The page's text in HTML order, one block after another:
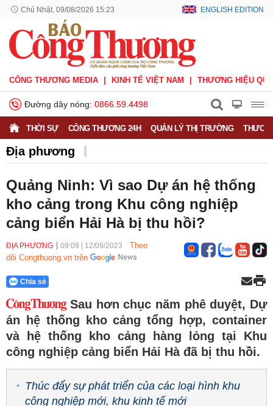
Chủ Nhật, 09/08/2026 15:23 ENGLISH EDITION
CÔNG THƯƠNG MEDIA KINH TẾ VIỆT NAM THƯƠNG HIỆU
Đường dây nóng: 0866.59.4498
THỜI SỰ CÔNG THƯƠNG 24H QUẢN LÝ THỊ TRƯỜNG
Địa phương
Quảng Ninh: Vì sao Dự án hệ thống
kho cảng trong Khu công nghiệp
cảng biển Hải Hà bị thu hồi?
ĐỊA PHƯƠNG 09:09 12/09/2023
Theo
dõi Congthuong.vn trên
Chia sẻ
Sau hơn chục năm phê duyệt, Dự
án hệ thống kho cảng tổng hợp, container
và hệ thống kho cảng hàng lỏng tại Khu
công nghiệp cảng biển Hải Hà đã bị thu hồi.
Thúc đẩy sự phát triển của các loại hình khu
công nghiệp mới, khu kinh tế mới